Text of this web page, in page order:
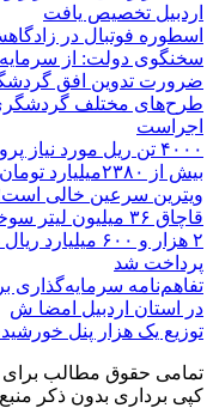
اردبیل تخصیص یافت
اسطوره فوتبال در
سخنگوی دولت: از
ضرورت تدوین افق
طرح‌های مختلف
اجراست
۴۰۰۰ تن ریل مورد
بیش از ۲۳۸۰میلیارد تومان اعتبار در ۸ ماه گذشته
ویترین سرعین خالی
قاچاق ۳۶ میلیون لیتر سوخت در مشگین‌شهر متوقف شد
۲ هزار و ۶۰۰‌
پرداخت شد
در استان اردبیل امضا ش
توزیع یک هزار پنل
تمامی حقوق مطالب
کپی برداری بدون ذکر